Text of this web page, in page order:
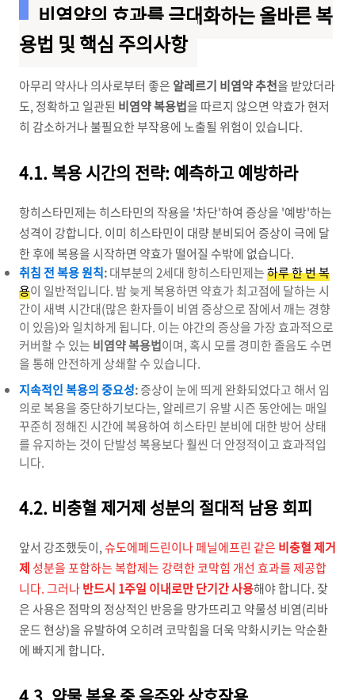
비염약의 효과를 극대화하는 올바른 복
용법 및 핵심 주의사항
아무리 약사나 의사로부터 좋은 알레르기 비염약 추천을 받았더라
도, 정확하고 일관된 비염약 복용법을 따르지 않으면 약효가 현저
히 감소하거나 불필요한 부작용에 노출될 위험이 있습니다.
4.1. 복용 시간의 전략: 예측하고 예방하라
항히스타민제는 히스타민의 작용을 '차단'하여 증상을 '예방'하는
성격이 강합니다. 이미 히스타민이 대량 분비되어 증상이 극에 달
한 후에 복용을 시작하면 약효가 떨어질 수밖에 없습니다.
취침 전 복용 원칙:대부분의 2세대 항히스타민제는하루 한 번 복
용이 일반적입니다. 밤 늦게 복용하면 약효가 최고점에 달하는 시
간이 새벽 시간대(많은 환자들이 비염 증상으로 잠에서 깨는 경향
이 있음)와 일치하게 됩니다. 이는 야간의 증상을 가장 효과적으로
커버할 수 있는 비염약 복용법이며, 혹시 모를 경미한 졸음도 수면
을 통해 안전하게 상쇄할 수 있습니다.
지속적인 복용의 중요성:증상이 눈에 띄게 완화되었다고 해서 임
의로 복용을 중단하기보다는, 알레르기 유발 시즌 동안에는 매일
꾸준히 정해진 시간에 복용하여 히스타민 분비에 대한 방어 상태
를 유지하는 것이 단발성 복용보다 훨씬 더 안정적이고 효과적입
니다.
4.2. 비충혈 제거제 성분의 절대적 남용 회피
앞서 강조했듯이,슈도에페드린이나 페닐에프린 같은 비충혈 제거
제 성분을 포함하는 복합제는 강력한 코막힘 개선 효과를 제공합
니다. 그러나반드시 1주일 이내로만 단기간 사용해야 합니다. 잦
은 사용은 점막의 정상적인 반응을 망가뜨리고 약물성 비염(리바
운드 현상)을 유발하여 오히려 코막힘을 더욱 악화시키는 악순환
에 빠지게 합니다.